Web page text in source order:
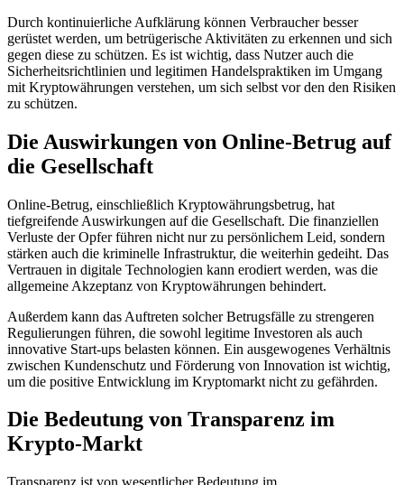
Durch kontinuierliche Aufklärung können Verbraucher besser
gerüstet werden, um betrügerische Aktivitäten zu erkennen und sich
gegen diese zu schützen. Es ist wichtig, dass Nutzer auch die
Sicherheitsrichtlinien und legitimen Handelspraktiken im Umgang
mit Kryptowährungen verstehen, um sich selbst vor den den Risiken
zu schützen.
Die Auswirkungen von Online-Betrug auf
die Gesellschaft
Online-Betrug, einschließlich Kryptowährungsbetrug, hat
tiefgreifende Auswirkungen auf die Gesellschaft. Die finanziellen
Verluste der Opfer führen nicht nur zu persönlichem Leid, sondern
stärken auch die kriminelle Infrastruktur, die weiterhin gedeiht. Das
Vertrauen in digitale Technologien kann erodiert werden, was die
allgemeine Akzeptanz von Kryptowährungen behindert.
Außerdem kann das Auftreten solcher Betrugsfälle zu strengeren
Regulierungen führen, die sowohl legitime Investoren als auch
innovative Start-ups belasten können. Ein ausgewogenes Verhältnis
zwischen Kundenschutz und Förderung von Innovation ist wichtig,
um die positive Entwicklung im Kryptomarkt nicht zu gefährden.
Die Bedeutung von Transparenz im
Krypto-Markt